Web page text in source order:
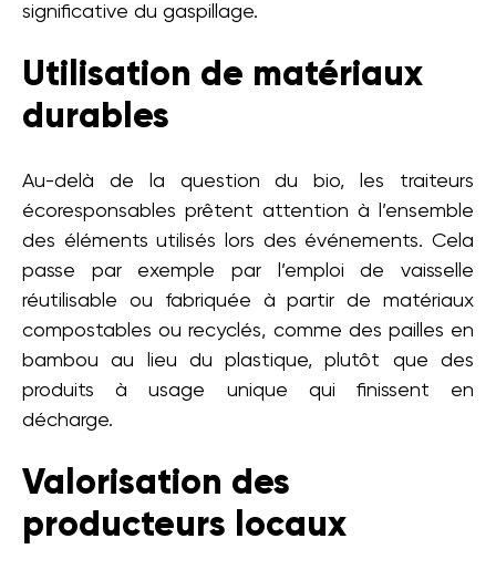
significative du gaspillage.
Utilisation de matériaux
durables
Au-delà de la question du bio, les traiteurs
écoresponsables prêtent attention à l’ensemble
des éléments utilisés lors des événements. Cela
passe par exemple par l’emploi de vaisselle
réutilisable ou fabriquée à partir de matériaux
compostables ou recyclés, comme des pailles en
bambou au lieu du plastique, plutôt que des
produits à usage unique qui finissent en
décharge.
Valorisation des
producteurs locaux